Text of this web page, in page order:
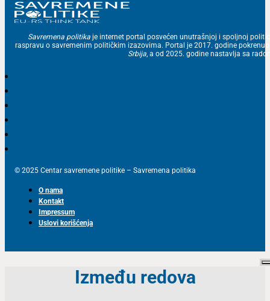
Savremena politika je internet portal posvećen unutrašnjoj i spoljnoj
raspravu o savremenim političkim izazovima. Portal je 2017. godine
Srbija, a od 2025. godine nastavlja sa
© 2025 Centar savremene politike – Savremena politika
O nama
Kontakt
Impressum
Uslovi korišćenja
Između redova